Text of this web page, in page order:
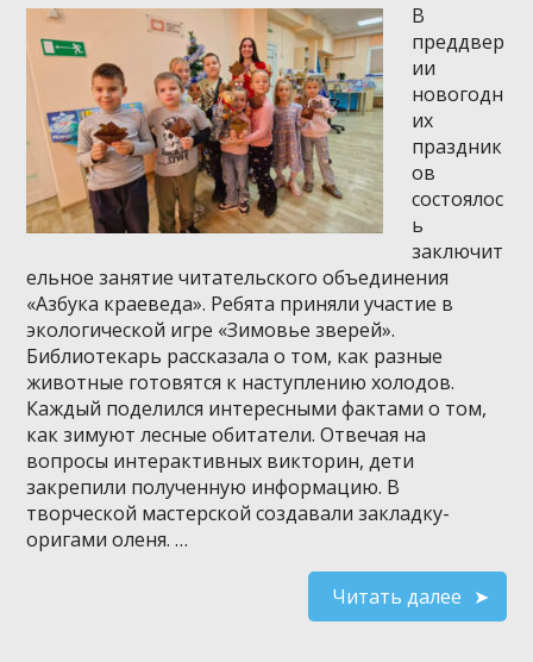
В
преддвер
ии
новогодн
их
праздник
ов
состоялос
ь
заключит
ельное занятие читательского объединения
«Азбука краеведа». Ребята приняли участие в
экологической игре «Зимовье зверей».
Библиотекарь рассказала о том, как разные
животные готовятся к наступлению холодов.
Каждый поделился интересными фактами о том,
как зимуют лесные обитатели. Отвечая на
вопросы интерактивных викторин, дети
закрепили полученную информацию. В
творческой мастерской создавали закладку-
оригами оленя. …
Читать далее